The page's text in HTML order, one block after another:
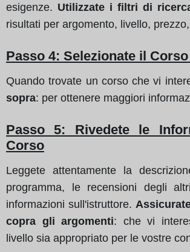
esigenze. Utilizzate i filtri di
risultati per argomento, livello,
Passo 4: Selezionate il
Quando trovate un corso che vi
sopra: per ottenere maggiori
Passo 5: Rivedete le
Corso
Leggete attentamente la
programma, le recensioni degli
informazioni sull'istruttore.
copra gli argomenti: che vi
livello sia appropriato per le vostre